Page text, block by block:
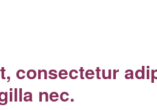
consectetur
nec.